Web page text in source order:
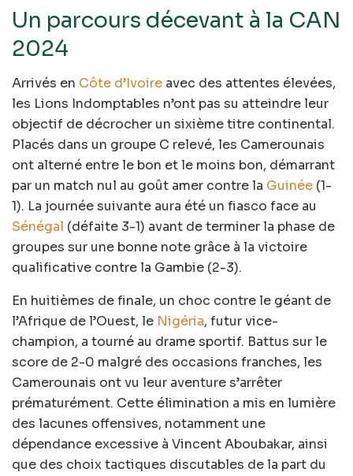
Un parcours décevant à la CAN
2024
Arrivés en Côte d’Ivoire avec des attentes élevées,
les Lions Indomptables n’ont pas su atteindre leur
objectif de décrocher un sixième titre continental.
Placés dans un groupe C relevé, les Camerounais
ont alterné entre le bon et le moins bon, démarrant
par un match nul au goût amer contre la Guinée (1-
1). La journée suivante aura été un fiasco face au
Sénégal (défaite 3-1) avant de terminer la phase de
groupes sur une bonne note grâce à la victoire
qualificative contre la Gambie (2-3).
En huitièmes de finale, un choc contre le géant de
l’Afrique de l’Ouest, le Nigéria, futur vice-
champion, a tourné au drame sportif. Battus sur le
score de 2-0 malgré des occasions franches, les
Camerounais ont vu leur aventure s’arrêter
prématurément. Cette élimination a mis en lumière
des lacunes offensives, notamment une
dépendance excessive à Vincent Aboubakar, ainsi
que des choix tactiques discutables de la part du